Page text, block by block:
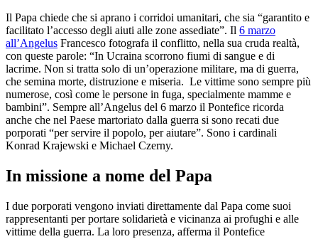
Il Papa chiede che si aprano i corridoi umanitari, che sia “garantito e
facilitato l’accesso degli aiuti alle zone assediate”. Il 6 marzo
all’Angelus Francesco fotografa il conflitto, nella sua cruda realtà,
con queste parole: “In Ucraina scorrono fiumi di sangue e di
lacrime. Non si tratta solo di un’operazione militare, ma di guerra,
che semina morte, distruzione e miseria. Le vittime sono sempre più
numerose, così come le persone in fuga, specialmente mamme e
bambini”. Sempre all’Angelus del 6 marzo il Pontefice ricorda
anche che nel Paese martoriato dalla guerra si sono recati due
porporati “per servire il popolo, per aiutare”. Sono i cardinali
Konrad Krajewski e Michael Czerny.
In missione a nome del Papa
I due porporati vengono inviati direttamente dal Papa come suoi
rappresentanti per portare solidarietà e vicinanza ai profughi e alle
vittime della guerra. La loro presenza, afferma il Pontefice